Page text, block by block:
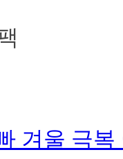
겨울 극복